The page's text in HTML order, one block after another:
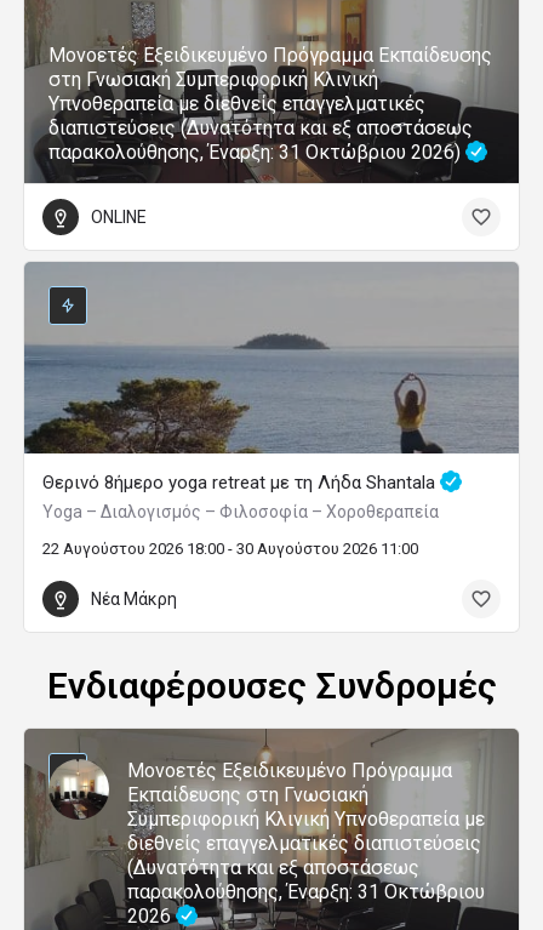
Μονοετές Εξειδικευμένο Πρόγραμμα Εκπαίδευσης
στη Γνωσιακή Συμπεριφορική Κλινική
Υπνοθεραπεία με διεθνείς επαγγελματικές
διαπιστεύσεις (Δυνατότητα και εξ αποστάσεως
παρακολούθησης, Έναρξη: 31 Οκτώβριου 2026)
ONLINE
Θερινό 8ήμερο yoga retreat με τη Λήδα Shantala
Yoga – Διαλογισμός – Φιλοσοφία – Χοροθεραπεία
22 Αυγούστου 2026 18:00 - 30 Αυγούστου 2026 11:00
Νέα Μάκρη
Ενδιαφέρουσες Συνδρομές
Μονοετές Εξειδικευμένο Πρόγραμμα
Εκπαίδευσης στη Γνωσιακή
Συμπεριφορική Κλινική Υπνοθεραπεία με
διεθνείς επαγγελματικές διαπιστεύσεις
(Δυνατότητα και εξ αποστάσεως
παρακολούθησης, Έναρξη: 31 Οκτώβριου
2026